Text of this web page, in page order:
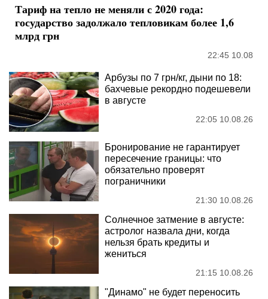
Тариф на тепло не меняли с 2020 года:
государство задолжало тепловикам более 1,6
млрд грн
22:45 10.08
Арбузы по 7 грн/кг, дыни по 18:
бахчевые рекордно подешевели
в августе
22:05 10.08.26
Бронирование не гарантирует
пересечение границы: что
обязательно проверят
пограничники
21:30 10.08.26
Солнечное затмение в августе:
астролог назвала дни, когда
нельзя брать кредиты и
жениться
21:15 10.08.26
"Динамо" не будет переносить